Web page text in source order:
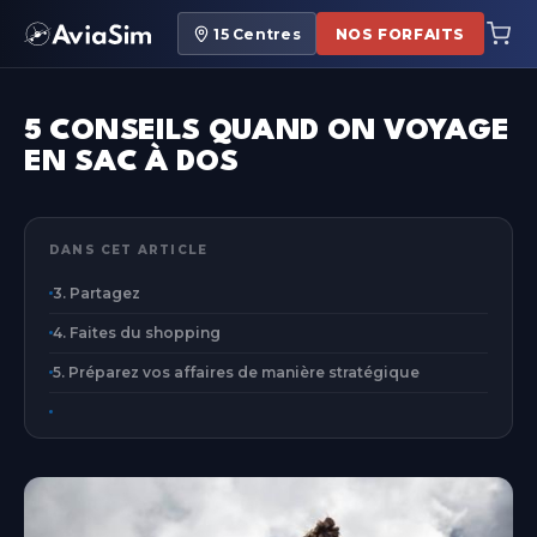
15Centres NOS FORFAITS
5 CONSEILS QUAND ON VOYAGE
EN SAC À DOS
DANS CET ARTICLE
3. Partagez
4. Faites du shopping
5. Préparez vos affaires de manière stratégique